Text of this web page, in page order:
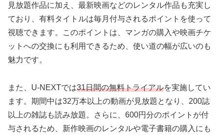
見放題作品に加え、最新映画などのレンタル作品も充実し
ており、有料タイトルは毎月付与されるポイントを使って
視聴できます。このポイントは、マンガの購入や映画チケ
ットへの交換にも利用できるため、使い道の幅が広いのも
魅力です。
また、U-NEXTでは31日間の無料トライアルを実施してい
ます。期間中は32万本以上の動画が見放題となり、200誌
以上の雑誌も読み放題。さらに、600円分のポイントが付
与されるため、新作映画のレンタルや電子書籍の購入にも